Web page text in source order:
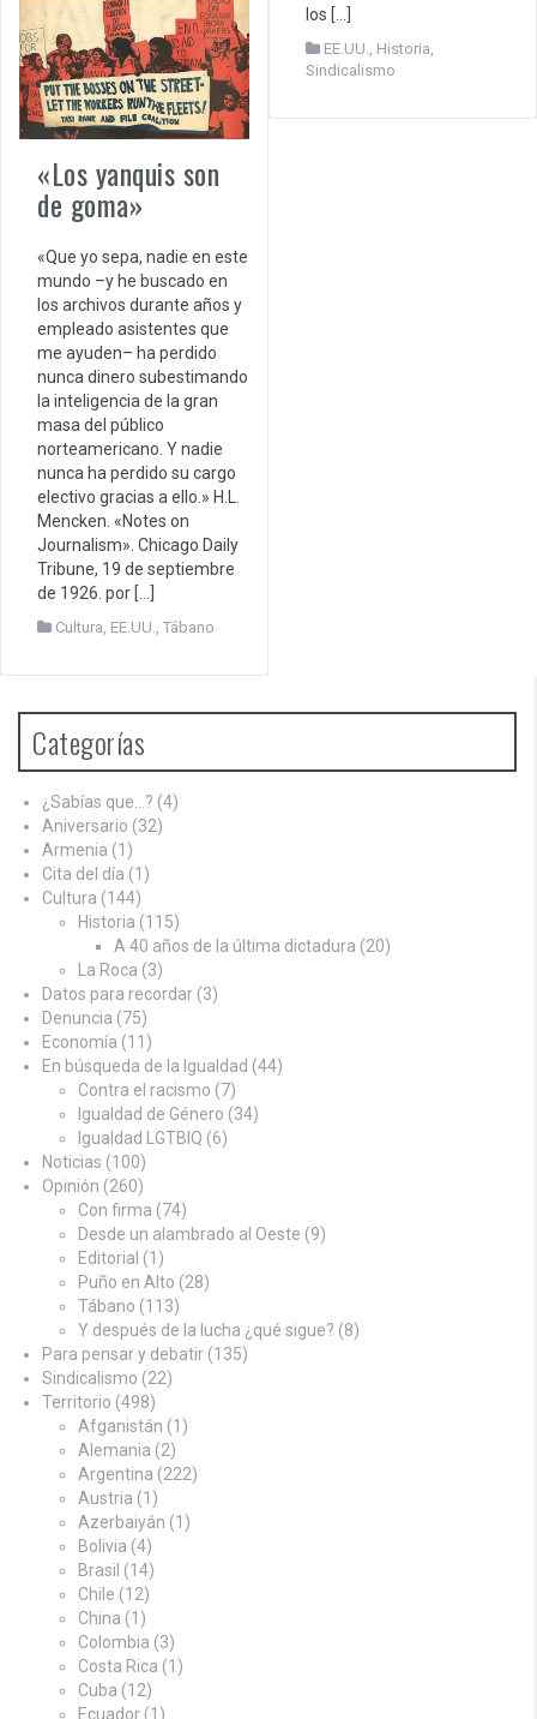
los […]
EE.UU. Historia
Sindicalismo
«Los yanquis son
de goma»
«Que yo sepa, nadie en este
mundo –y he buscado en
los archivos durante años y
empleado asistentes que
me ayuden– ha perdido
nunca dinero subestimando
la inteligencia de la gran
masa del público
norteamericano. Y nadie
nunca ha perdido su cargo
electivo gracias a ello.» H.L.
Mencken. «Notes on
Journalism». Chicago Daily
Tribune, 19 de septiembre
de 1926. por […]
Cultura, EE.UU., Tábano
Categorías
¿Sabías que…? (4)
Aniversario (32)
Armenia (1)
Cita del día (1)
Cultura (144)
Historia (115)
A 40 años de la última dictadura (20)
La Roca (3)
Datos para recordar (3)
Denuncia (75)
Economía (11)
En búsqueda de la Igualdad (44)
Contra el racismo (7)
Igualdad de Género (34)
Igualdad LGTBIQ (6)
Noticias (100)
Opinión (260)
Con firma (74)
Desde un alambrado al Oeste (9)
Editorial (1)
Puño en Alto (28)
Tábano (113)
Y después de la lucha ¿qué sigue? (8)
Para pensar y debatir (135)
Sindicalismo (22)
Territorio (498)
Afganistán (1)
Alemania (2)
Argentina (222)
Austria (1)
Azerbaiyán (1)
Bolivia (4)
Brasil (14)
Chile (12)
China (1)
Colombia (3)
Costa Rica (1)
Cuba (12)
Ecuador (1)